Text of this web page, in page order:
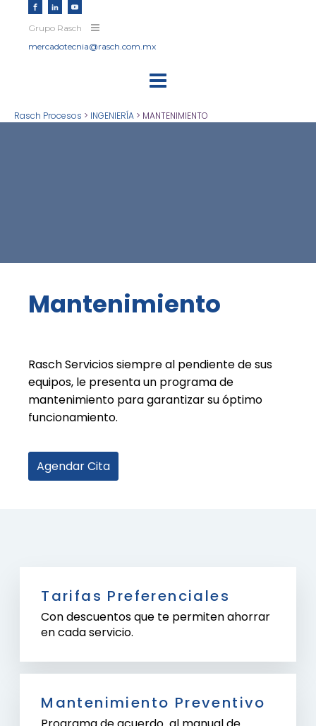
Grupo Rasch
mercadotecnia@rasch.com.mx
Rasch Procesos > INGENIERÍA > MANTENIMIENTO
Mantenimiento
Rasch Servicios siempre al pendiente de sus
equipos, le presenta un programa de
mantenimiento para garantizar su óptimo
funcionamiento.
Agendar Cita
Tarifas Preferenciales
Con descuentos que te permiten ahorrar
en cada servicio.
Mantenimiento Preventivo